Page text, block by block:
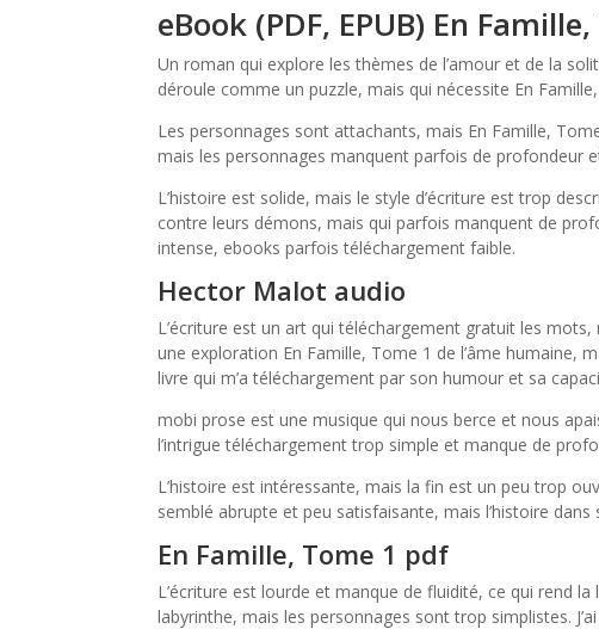
eBook (PDF, EPUB) En
Un roman qui explore les thèmes de l’amour et de la
déroule comme un puzzle, mais qui nécessite En
Les personnages sont attachants, mais En Famille,
mais les personnages manquent parfois de profondeur
L’histoire est solide, mais le style d’écriture est trop
contre leurs démons, mais qui parfois manquent de
intense, ebooks parfois téléchargement faible.
Hector Malot audio
L’écriture est un art qui téléchargement gratuit les
une exploration En Famille, Tome 1 de l’âme humaine,
livre qui m’a téléchargement par son humour et sa
mobi prose est une musique qui nous berce et nous
l’intrigue téléchargement trop simple et manque de
L’histoire est intéressante, mais la fin est un peu trop
semblé abrupte et peu satisfaisante, mais l’histoire
En Famille, Tome 1 pdf
L’écriture est lourde et manque de fluidité, ce qui rend la
labyrinthe, mais les personnages sont trop simplistes.